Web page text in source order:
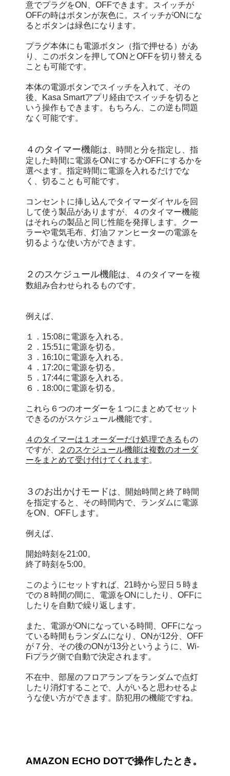
意でプラグをON、OFFできます。スイッチが
OFFの時はボタンが灰色に。スイッチがONにな
るとボタンは緑色になります。
プラグ本体にも電源ボタン（指で押せる）があ
り、このボタンを押してONとOFFを切り替える
ことも可能です。
本体の電源ボタンでスイッチを入れて、その
後、Kasa Smartアプリ経由でスイッチを切ると
いう操作もできます。もちろん、この逆も問題
なく可能です。
４のタイマー機能は、時間と分を指定し、指
定した時間に電源をONにするかOFFにするかを
選べます。指定時間に電源を入れるだけでな
く、切ることも可能です。
コンセントに挿し込んでタイマーダイヤルを回
して使う製品がありますが、４のタイマー機能
はそれらの製品と同じ性能を発揮します。クー
ラーや電気毛布、灯油ファンヒーターの電源を
切るような使い方ができます。
２のスケジュール機能は、４のタイマーを複
数組み合わせられるものです。
例えば、
１．15:08に電源を入れる。
２．15:51に電源を切る。
３．16:10に電源を入れる。
４．17:20に電源を切る。
５．17:44に電源を入れる。
６．18:00に電源を切る。
これら６つのオーダーを１つにまとめてセット
できるのがスケジュール機能です。
４のタイマーは１オーダーだけ処理できる もの
ですが、
２のスケジュール機能は複数のオーダ
ーをまとめて受け付けてくれます。
３のお出かけモードは、開始時間と終了時間
を指定すると、その時間内で、ランダムに電源
をON、OFFします。
例えば、
開始時刻を21:00。
終了時刻を5:00。
このようにセットすれば、21時から翌日５時ま
での８時間の間に、電源をONにしたり、OFFに
したりを自動で繰り返します。
また、電源がONになっている時間、OFFになっ
ている時間もランダムになり、ONが12分、OFF
が７分、その後のONが13分というように、Wi-
Fiプラグ側で自動で決定されます。
不在中、部屋のフロアランプをランダムで点灯
したり消灯することで、人がいると思わせるよ
うな使い方ができます。防犯用の機能ですね。
AMAZON ECHO DOTで操作したとき。